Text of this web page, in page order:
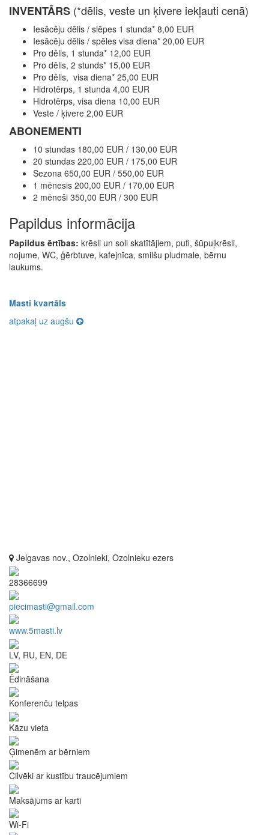
INVENTĀRS (*dēlis, veste un ķivere iekļauti cenā)
Iesācēju dēlis / slēpes 1 stunda* 8,00 EUR
Iesācēju dēlis / spēles visa diena* 20,00 EUR
Pro dēlis, 1 stunda* 12,00 EUR
Pro dēlis, 2 stunds* 15,00 EUR
Pro dēlis, visa diena* 25,00 EUR
Hidrotērps, 1 stunda 4,00 EUR
Hidrotērps, visa diena 10,00 EUR
Veste / ķivere 2,00 EUR
ABONEMENTI
10 stundas 180,00 EUR / 130,00 EUR
20 stundas 220,00 EUR / 175,00 EUR
Sezona 650,00 EUR / 550,00 EUR
1 mēnesis 200,00 EUR / 170,00 EUR
2 mēneši 350,00 EUR / 300 EUR
Papildus informācija
Papildus ērtības: krēsli un soli skatītājiem, pufi, šūpuļkrēsli,
nojume, WC, ģērbtuve, kafejnīca, smilšu pludmale, bērnu
laukums.
Masti kvartāls
atpakaļ uz augšu
Jelgavas nov., Ozolnieki, Ozolnieku ezers
28366699
piecimasti@gmail.com
www.5masti.lv
LV, RU, EN, DE
Ēdināšana
Konferenču telpas
Kāzu vieta
Ģimenēm ar bērniem
Cilvēki ar kustību traucējumiem
Maksājums ar karti
Wi-Fi